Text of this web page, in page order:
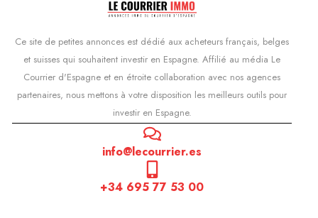
Ce site de petites annonces est dédié aux acheteurs français, belges
et suisses qui souhaitent investir en Espagne. Affilié au média Le
Courrier d'Espagne et en étroite collaboration avec nos agences
partenaires, nous mettons à votre disposition les meilleurs outils pour
investir en Espagne.
info@lecourrier.es
+34 695 77 53 00